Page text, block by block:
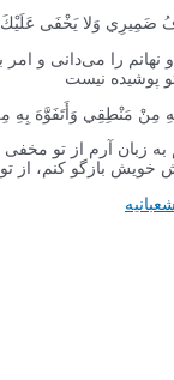
ضَمِيرِي وَلا يَخْفَى عَلَيْكَ
نهانم را می‌دانی و
پوشیده نیست
مِنْ مَنْطِقِي وَأَتَفَوَّهَ بِهِ
زبان آرم از تو
بازگو کنم، از